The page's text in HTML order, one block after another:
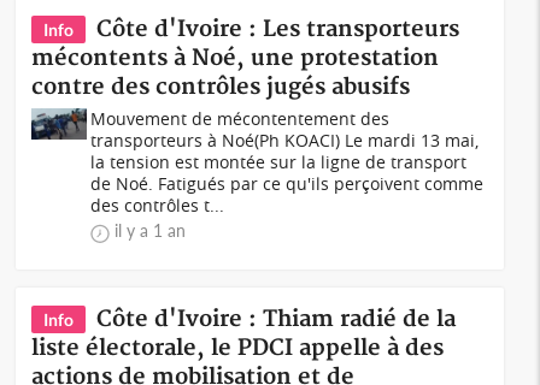
Info
Côte d'Ivoire : Les transporteurs
mécontents à Noé, une protestation
contre des contrôles jugés abusifs
Mouvement de mécontentement des
transporteurs à Noé(Ph KOACI) Le mardi 13 mai,
la tension est montée sur la ligne de transport
de Noé. Fatigués par ce qu'ils perçoivent comme
des contrôles t...
il y a 1 an
Info
Côte d'Ivoire : Thiam radié de la
liste électorale, le PDCI appelle à des
actions de mobilisation et de